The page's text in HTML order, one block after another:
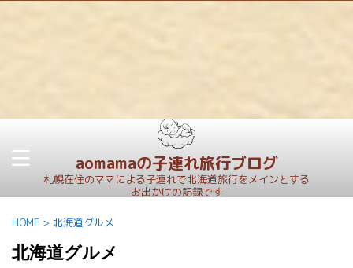
aomamaの子連れ旅行ブログ
札幌在住のママによる子連れで北海道旅行をメインとする
お出かけの記録です
HOME > 北海道グルメ
北海道グルメ